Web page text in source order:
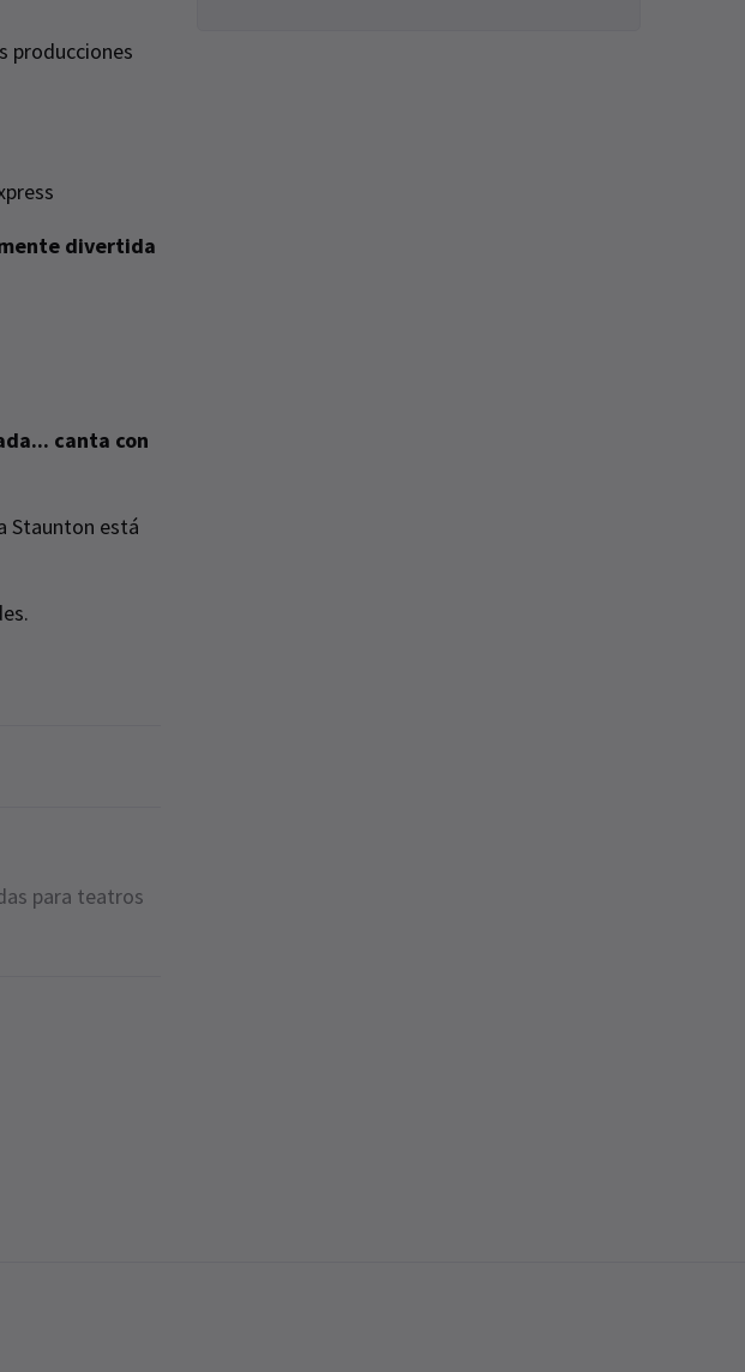
producciones
divertida
canta con
Staunton está
para teatros